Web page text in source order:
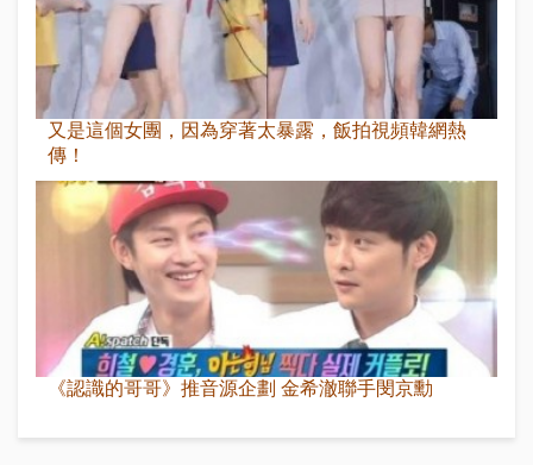
又是這個女團，因為穿著太暴露，飯拍視頻韓網熱
傳！
《認識的哥哥》推音源企劃 金希澈聯手閔京勳